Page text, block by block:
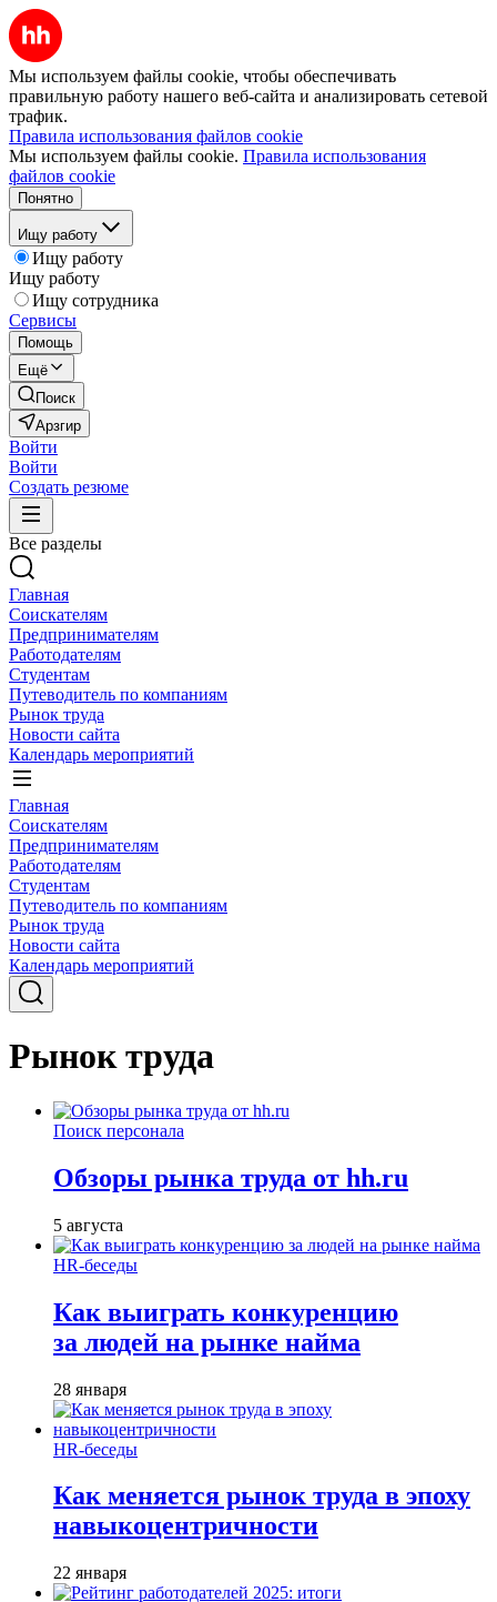
Мы используем файлы cookie, чтобы обеспечивать
правильную работу нашего веб-сайта и анализировать сетевой
трафик.
Правила использования файлов cookie
Мы используем файлы cookie. Правила использования
файлов cookie
Понятно
Ищу работу
Ищу работу
Ищу работу
Ищу сотрудника
Сервисы
Помощь
Ещё
Поиск
Арзгир
Войти
Войти
Создать резюме
Все разделы
Главная
Соискателям
Предпринимателям
Работодателям
Студентам
Путеводитель по компаниям
Рынок труда
Новости сайта
Календарь мероприятий
Главная
Соискателям
Предпринимателям
Работодателям
Студентам
Путеводитель по компаниям
Рынок труда
Новости сайта
Календарь мероприятий
Рынок труда
Поиск персонала
Обзоры рынка труда от hh.ru
5 августа
HR-беседы
Как выиграть конкуренцию
за людей на рынке найма
28 января
HR-беседы
Как меняется рынок труда в эпоху
навыкоцентричности
22 января